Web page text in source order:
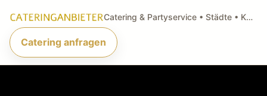
Catering & Partyservice • Städte • Küchenarten • Anfragen
Catering anfragen